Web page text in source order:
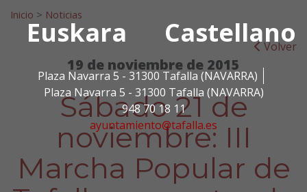
Euskara Castellano
Plaza Navarra 5 - 31300 Tafalla (NAVARRA)
Plaza Navarra 5 - 31300 Tafalla (NAVARRA)
948 70 18 11
ayuntamiento@tafalla.es
Search for:
Inicio > Noticias
Volver
19 de noviembre de 2015
Sábado 21 de
noviembre: III
Marcha Popular de